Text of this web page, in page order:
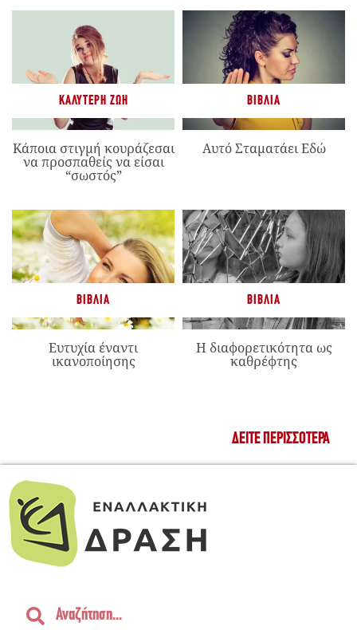
ΚΑΛΎΤΕΡΗ ΖΩΉ
Κάποια στιγμή κουράζεσαι
να προσπαθείς να είσαι
“σωστός”
ΒΙΒΛΊΑ
Αυτό Σταματάει Εδώ
ΒΙΒΛΊΑ
Ευτυχία έναντι
ικανοποίησης
ΒΙΒΛΊΑ
Η διαφορετικότητα ως
καθρέφτης
ΔΕΊΤΕ ΠΕΡΙΣΣΌΤΕΡΑ